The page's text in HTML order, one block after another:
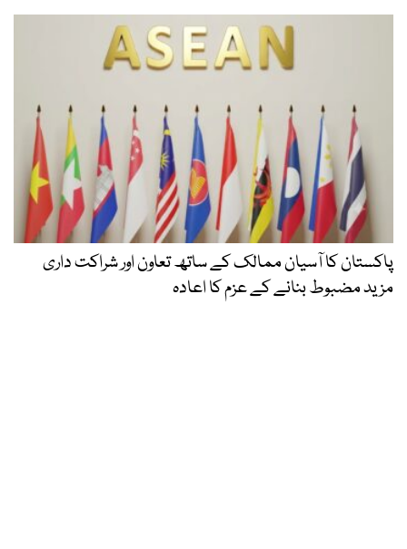
پاکستان کا آسیان ممالک کے ساتھ تعاون اور شراکت داری
مزید مضبوط بنانے کے عزم کا اعادہ